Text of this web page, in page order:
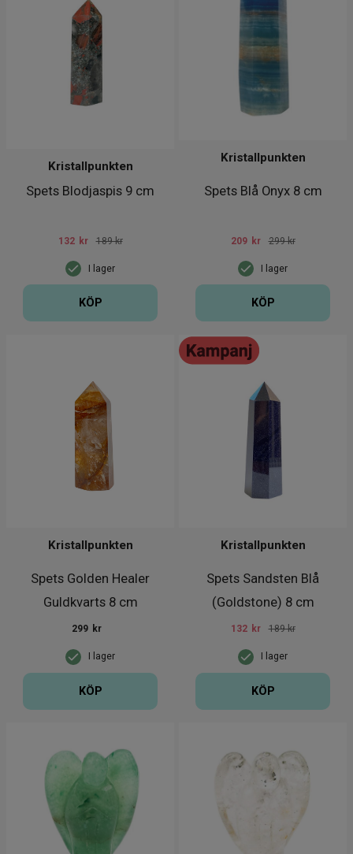
Spets Blodjaspis 9 cm
Kristallpunkten
I lager
132 kr 189 kr
KÖP
Spets Blå Onyx 8 cm
Kristallpunkten
I lager
209 kr 299 kr
KÖP
Spets Golden Healer
Guldkvarts 8 cm
Kristallpunkten
I lager
299 kr
KÖP
Spets Sandsten Blå
(Goldstone) 8 cm
Kristallpunkten
I lager
132 kr 189 kr
KÖP